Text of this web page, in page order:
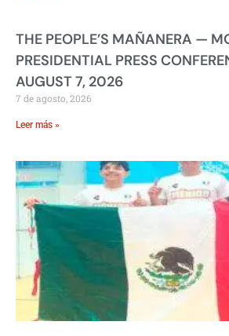
THE PEOPLE’S MAÑANERA —
PRESIDENTIAL PRESS
AUGUST 7, 2026
7 de agosto, 2026
Leer más »